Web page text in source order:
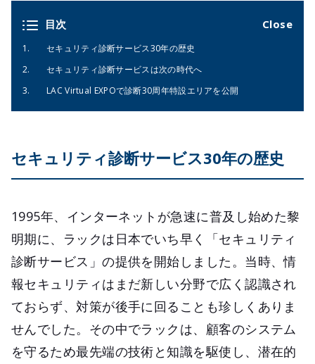
目次
セキュリティ診断サービス30年の歴史
セキュリティ診断サービスは次の時代へ
LAC Virtual EXPOで診断30周年特設エリアを公開
セキュリティ診断サービス30年の歴史
1995年、インターネットが急速に普及し始めた黎
明期に、ラックは日本でいち早く「セキュリティ
診断サービス」の提供を開始しました。当時、情
報セキュリティはまだ新しい分野で広く認識され
ておらず、対策が後手に回ることも珍しくありま
せんでした。その中でラックは、顧客のシステム
を守るため最先端の技術と知識を駆使し、潜在的